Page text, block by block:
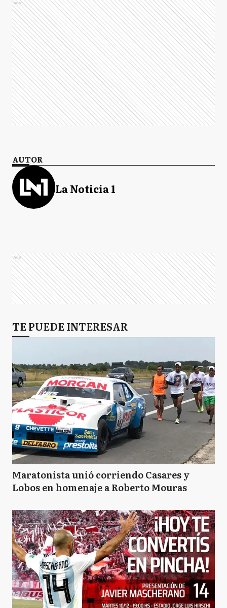
Ads
AUTOR
La Noticia 1
Ads
TE PUEDE INTERESAR
Maratonista unió corriendo Casares y
Lobos en homenaje a Roberto Mouras